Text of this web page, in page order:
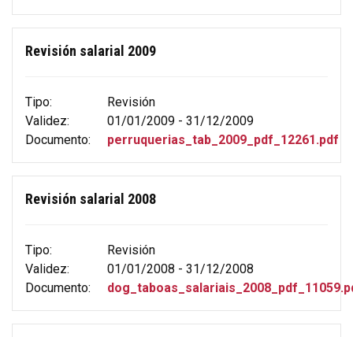
Revisión salarial 2009
Tipo:
Revisión
Validez:
01/01/2009 - 31/12/2009
Documento:
perruquerias_tab_2009_pdf_12261.pdf
Revisión salarial 2008
Tipo:
Revisión
Validez:
01/01/2008 - 31/12/2008
Documento: